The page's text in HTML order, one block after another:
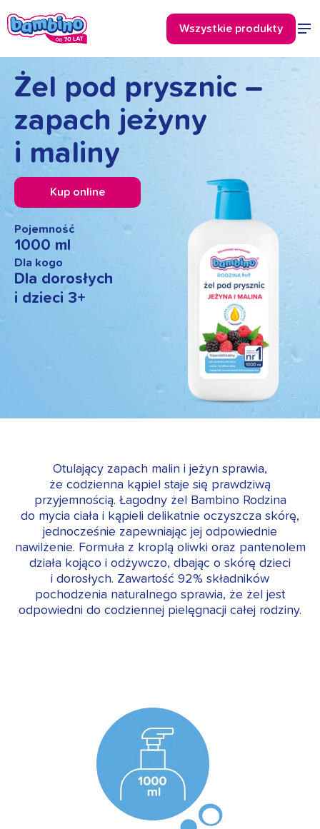
Żel pod prysznic –
zapach jeżyny
i maliny
Kup online
Pojemność
1000 ml
Dla kogo
Dla dorosłych
i dzieci 3+
Otulający zapach malin i jeżyn sprawia,
że codzienna kąpiel staje się prawdziwą
przyjemnością. Łagodny żel Bambino Rodzina
do mycia ciała i kąpieli delikatnie oczyszcza skórę,
jednocześnie zapewniając jej odpowiednie
nawilżenie. Formuła z kroplą oliwki oraz pantenolem
działa kojąco i odżywczo, dbając o skórę dzieci
i dorosłych. Zawartość 92% składników
pochodzenia naturalnego sprawia, że żel jest
odpowiedni do codziennej pielęgnacji całej rodziny.